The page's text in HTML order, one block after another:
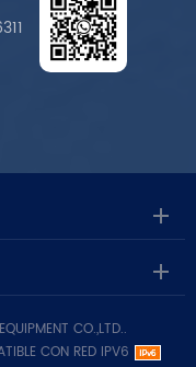
CO.,LTD..
CON RED IPV6